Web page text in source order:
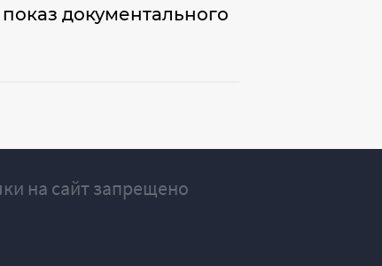
документального
на сайт запрещено